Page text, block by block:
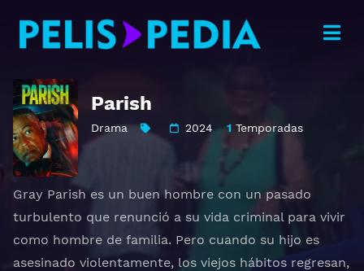
Parish
Drama 2024 1Temporadas
Gray Parish es un buen hombre con un pasado
turbulento que renunció a su vida criminal para vivir
como hombre de familia. Pero cuando su hijo es
asesinado violentamente, los viejos hábitos regresan,